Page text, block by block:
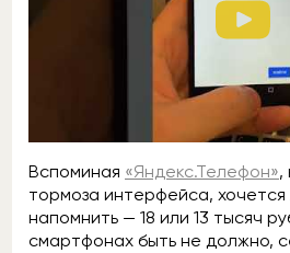
Вспоминая «Яндекс.Телефон»,
тормоза интерфейса,
напомнить — 18 или 13 тысяч
смартфонах быть не должно,